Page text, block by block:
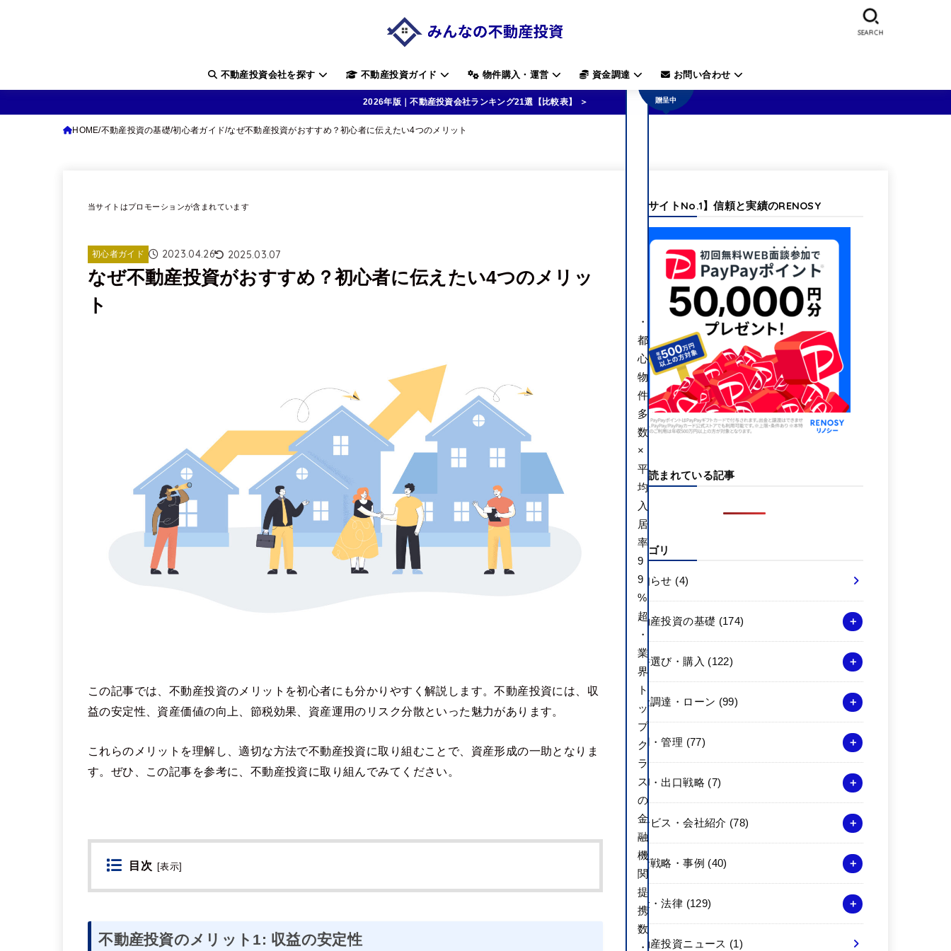
不動産投資会社を探す 不動産投資ガイド 物件購入・運営 資金調達 お問い合わせ
SEARCH
2026年版｜不動産投資会社ランキング21選【比較表】 ＞
HOME 不動産投資の基礎 初心者ガイド なぜ不動産投資がおすすめ？初心者に伝えたい4つのメリット
当サイトはプロモーションが含まれています
初心者ガイド 2023.04.26 2025.03.07
なぜ不動産投資がおすすめ？初心者に伝えたい4つのメリッ
ト
この記事では、不動産投資のメリットを初心者にも分かりやすく解説します。不動産投資には、収
益の安定性、資産価値の向上、節税効果、資産運用のリスク分散といった魅力があります。
これらのメリットを理解し、適切な方法で不動産投資に取り組むことで、資産形成の一助となりま
す。ぜひ、この記事を参考に、不動産投資に取り組んでみてください。
目次 [表示
不動産投資のメリット1: 収益の安定性
【当サイトNo.1】信頼と実績のRENOSY
よく読まれている記事
カテゴリ
お知らせ (4)
不動産投資の基礎 (174)
物件選び・購入 (122)
資金調達・ローン (99)
運用・管理 (77)
売却・出口戦略 (7)
サービス・会社紹介 (78)
投資戦略・事例 (40)
税金・法律 (129)
不動産投資ニュース (1)
子ギフ
贈呈中
・
都
心
物
件
多
数
×
平
均
入
居
率
9
9
%
超
・
業
界
ト
ッ
プ
ク
ラ
ス
の
金
融
機
関
提
携
数
・